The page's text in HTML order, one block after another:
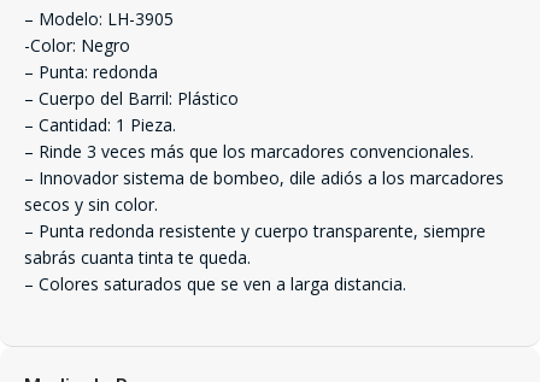
– Modelo: LH-3905
-Color: Negro
– Punta: redonda
– Cuerpo del Barril: Plástico
– Cantidad: 1 Pieza.
– Rinde 3 veces más que los marcadores convencionales.
– Innovador sistema de bombeo, dile adiós a los marcadores
secos y sin color.
– Punta redonda resistente y cuerpo transparente, siempre
sabrás cuanta tinta te queda.
– Colores saturados que se ven a larga distancia.